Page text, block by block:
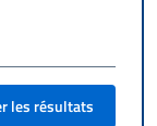
les résultats